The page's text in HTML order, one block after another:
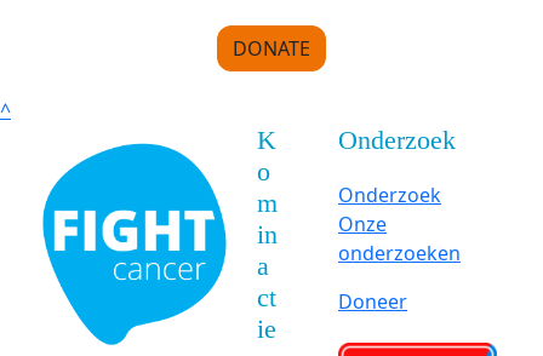
DONATE
^
K
o
m
in
a
ct
ie
Onderzoek
Onderzoek
Onze
onderzoeken
Doneer